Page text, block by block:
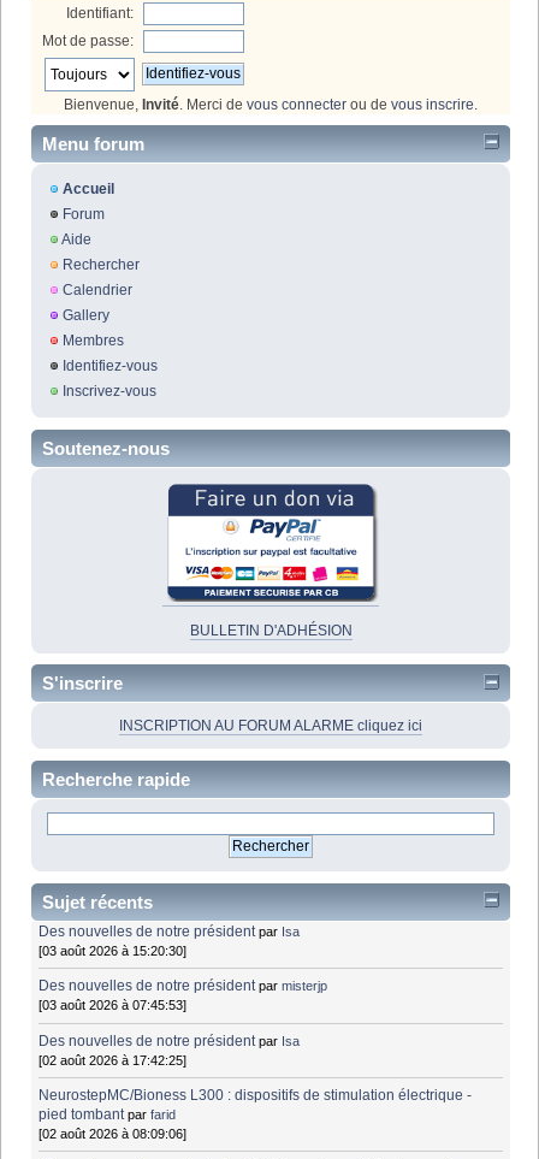
Identifiant:
Mot de passe:
Bienvenue, Invité. Merci de vous connecter ou de vous inscrire.
Menu forum
Accueil
Forum
Aide
Rechercher
Calendrier
Gallery
Membres
Identifiez-vous
Inscrivez-vous
Soutenez-nous
BULLETIN D'ADHÉSION
S'inscrire
INSCRIPTION AU FORUM ALARME cliquez ici
Recherche rapide
Sujet récents
Des nouvelles de notre président par Isa
[03 août 2026 à 15:20:30]
Des nouvelles de notre président parmisterjp
[03 août 2026 à 07:45:53]
Des nouvelles de notre président par Isa
[02 août 2026 à 17:42:25]
NeurostepMC/Bioness L300 : dispositifs de stimulation électrique -
pied tombant parfarid
[02 août 2026 à 08:09:06]